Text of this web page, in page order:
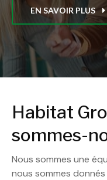
EN SAVOIR PLUS
Habitat
sommes-
Nous sommes une
nous sommes